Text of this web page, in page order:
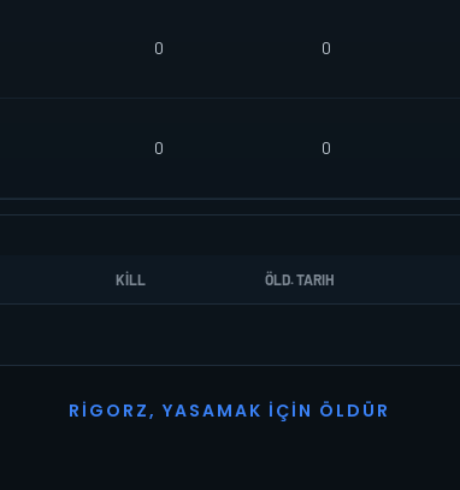
0 0
0 0
KILL ÖLD. TARIH
R I G O R Z, YASAMAK İ ÇI N Ö L D Ü R